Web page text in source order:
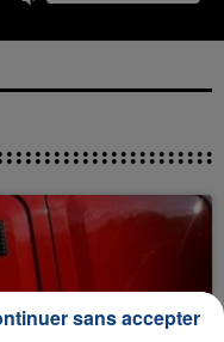
sans accepter